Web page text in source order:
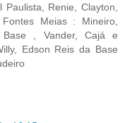
Renie, Clayton,
Meias : Mineiro,
, Vander, Cajá e
Edson Reis da Base